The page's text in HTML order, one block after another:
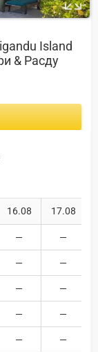
Island
& Расду
16.08 17.08